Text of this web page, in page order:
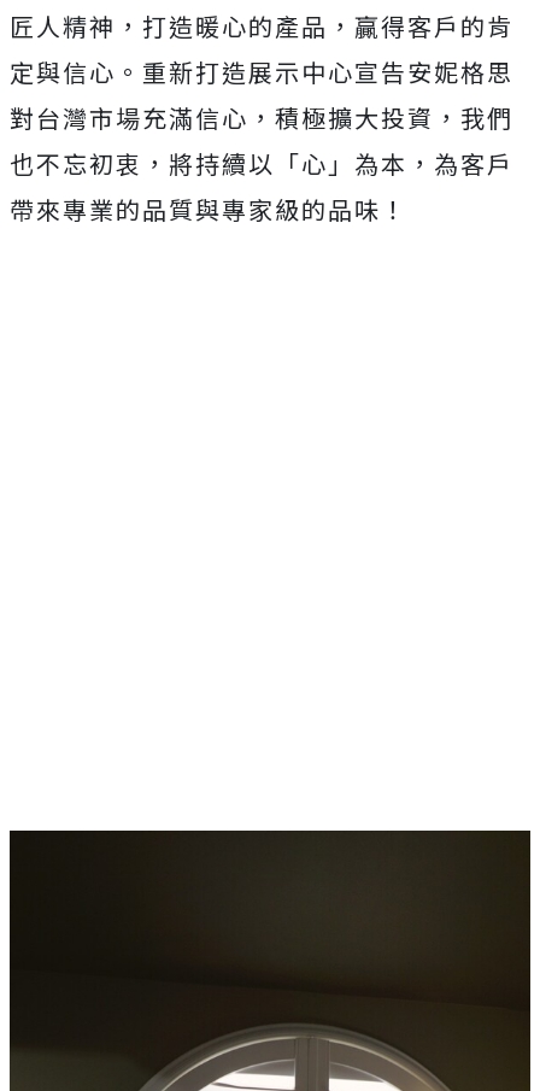
匠人精神，打造暖心的產品，贏得客戶的肯
定與信心。重新打造展示中心宣告安妮格思
對台灣市場充滿信心，積極擴大投資，我們
也不忘初衷，將持續以「心」為本，為客戶
帶來專業的品質與專家級的品味！